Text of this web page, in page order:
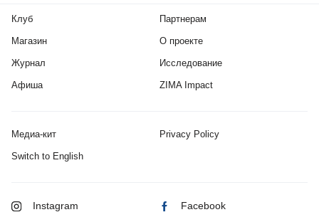
Клуб
Магазин
Журнал
Афиша
Партнерам
О проекте
Исследование
ZIMA Impact
Медиа-кит Privacy Policy
Switch to English
Instagram Facebook